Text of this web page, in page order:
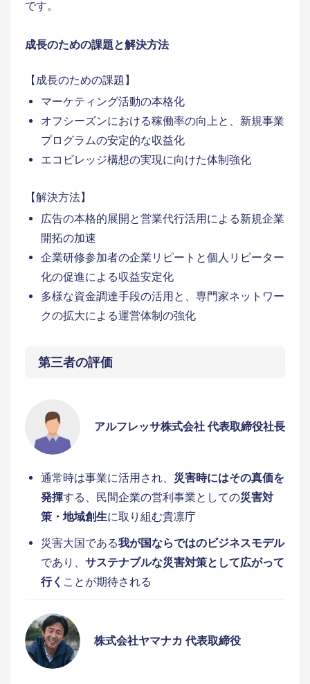
です。
成長のための課題と解決方法
【成長のための課題】
マーケティング活動の本格化
オフシーズンにおける稼働率の向上と、新規事業
プログラムの安定的な収益化
エコビレッジ構想の実現に向けた体制強化
【解決方法】
広告の本格的展開と営業代行活用による新規企業
開拓の加速
企業研修参加者の企業リピートと個人リピーター
化の促進による収益安定化
多様な資金調達手段の活用と、専門家ネットワー
クの拡大による運営体制の強化
第三者の評価
アルフレッサ株式会社 代表取締役社長
通常時は事業に活用され、 災害時にはその真価を
発揮する、民間企業の営利事業としての災害対
策・地域創生に取り組む貴凛庁
災害大国である我が国ならではのビジネスモデル
であり、 サステナブルな災害対策として広がって
行く ことが期待される
株式会社ヤマナカ 代表取締役